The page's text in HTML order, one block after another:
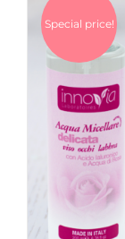
CAPELLI
FITOTERAPICI
SOLARI
CHI SIAMO
Special price!